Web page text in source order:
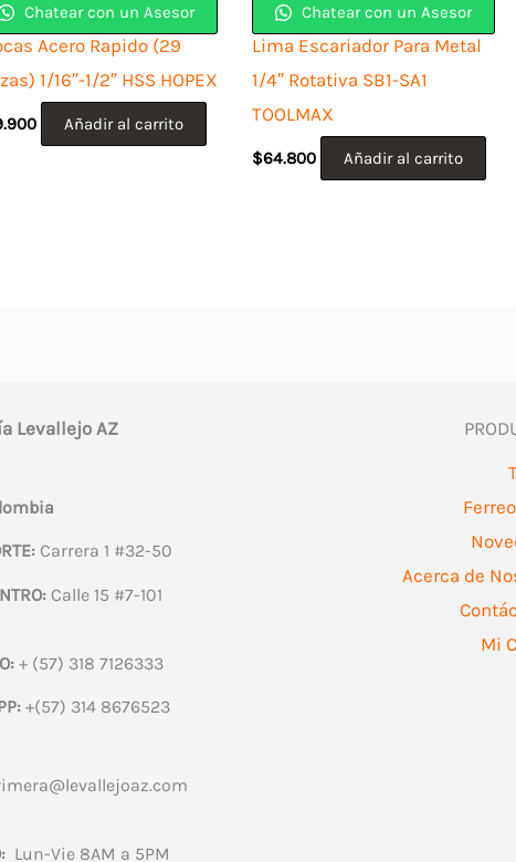
Chatear con un Asesor
Acero Rapido (29
1/16″-1/2″ HSS HOPEX
Añadir al carrito
Chatear con un Asesor
Lima Escariador Para Metal
1/4″ Rotativa SB1-SA1
TOOLMAX
$64.800 Añadir al carrito
Levallejo AZ
Carrera 1 #32-50
Calle 15 #7-101
+ (57) 318 7126333
+(57) 314 8676523
Lun-Vie 8AM a 5PM
Acerca de
Mi